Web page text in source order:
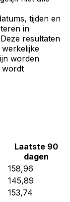
tijden en
in
resultaten
worden
wordt
Laatste 90
dagen
158,96
145,89
153,74